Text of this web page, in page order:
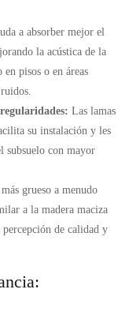
a absorber mejor el
la acústica de la
pisos o en áreas
Las lamas
su instalación y les
subsuelo con mayor
grueso a menudo
a la madera maciza
de calidad y